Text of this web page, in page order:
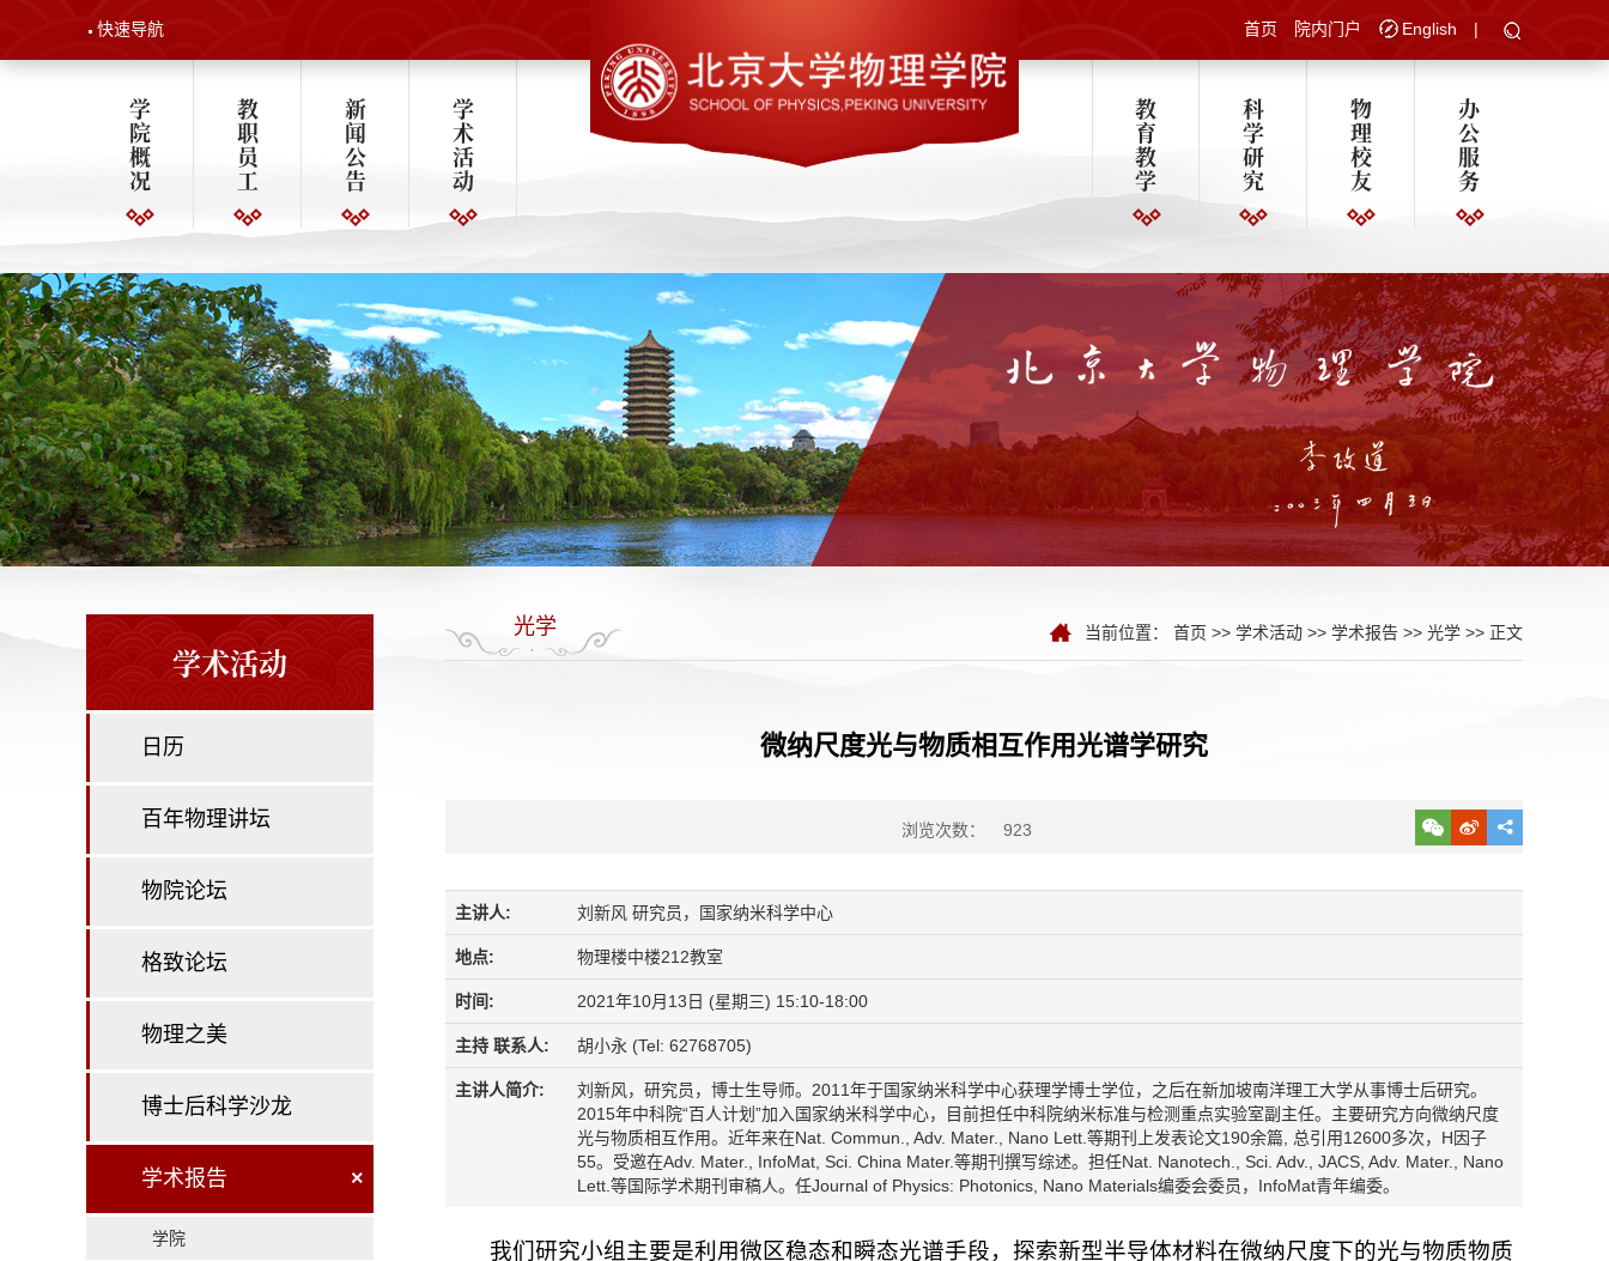
快速导航 首页 院内门户 English |
学
院
概
况
教
职
员
工
新
闻
公
告
学
术
活
动
教
育
教
学
科
学
研
究
物
理
校
友
办
公
服
务
学术活动
日历
百年物理讲坛
物院论坛
格致论坛
物理之美
博士后科学沙龙
学术报告 ×
学院
光学 当前位置： 首页 >> 学术活动 >> 学术报告 >> 光学 >> 正文
微纳尺度光与物质相互作用光谱学研究
浏览次数： 923
主讲人: 刘新风 研究员，国家纳米科学中心
地点: 物理楼中楼212教室
时间: 2021年10月13日 (星期三) 15:10-18:00
主持 联系人: 胡小永 (Tel: 62768705)
主讲人简介:
刘新风，研究员，博士生导师。2011年于国家纳米科学中心获理学博士学位，之后在新加坡南洋理工大学从事博士后研究。
2015年中科院“百人计划”加入国家纳米科学中心，目前担任中科院纳米标准与检测重点实验室副主任。主要研究方向微纳尺度
光与物质相互作用。近年来在Nat. Commun., Adv. Mater., Nano Lett.等期刊上发表论文190余篇, 总引用12600多次，H因子
55。受邀在Adv. Mater., InfoMat, Sci. China Mater.等期刊撰写综述。担任Nat. Nanotech., Sci. Adv., JACS, Adv. Mater., Nano
Lett.等国际学术期刊审稿人。任Journal of Physics: Photonics, Nano Materials编委会委员，InfoMat青年编委。
我们研究小组主要是利用微区稳态和瞬态光谱手段，探索新型半导体材料在微纳尺度下的光与物质物质